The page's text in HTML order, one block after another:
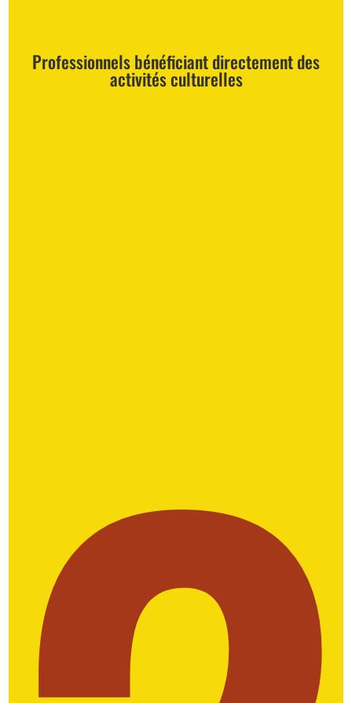
Professionnels bénéficiant directement des
activités culturelles